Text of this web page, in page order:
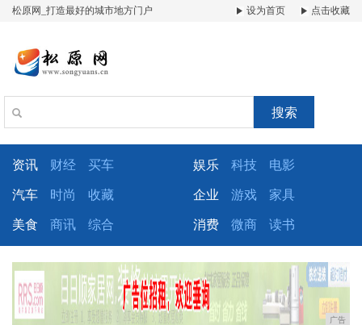
松原网_打造最好的城市地方门户 设为首页 点击收藏
搜索
资讯 财经 买车 娱乐 科技 电影
汽车 时尚 收藏 企业 游戏 家具
美食 商讯 综合 消费 微商 读书
广告